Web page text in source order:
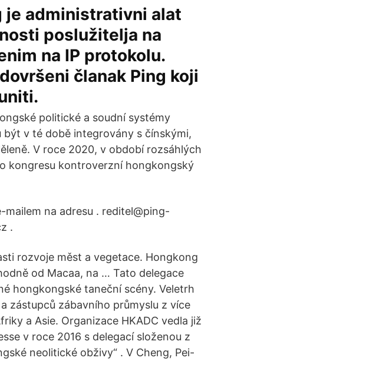
je administrativni alat
poslužitelja na
na IP protokolu.
članak Ping koji
politické a soudní systémy
být v té době integrovány s čínskými,
V roce 2020, v období rozsáhlých
kongresu kontroverzní hongkongský
mailem na adresu . reditel@ping-
.
rozvoje měst a vegetace. Hongkong
od Macaa, na … Tato delegace
hongkongské taneční scény. Veletrh
zástupců zábavního průmyslu z více
a Asie. Organizace HKADC vedla již
v roce 2016 s delegací složenou z
neolitické obživy“ . V Cheng, Pei-